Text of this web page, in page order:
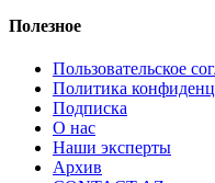
Полезное
Пользовательское
Политика
Подписка
О нас
Наши эксперты
Архив